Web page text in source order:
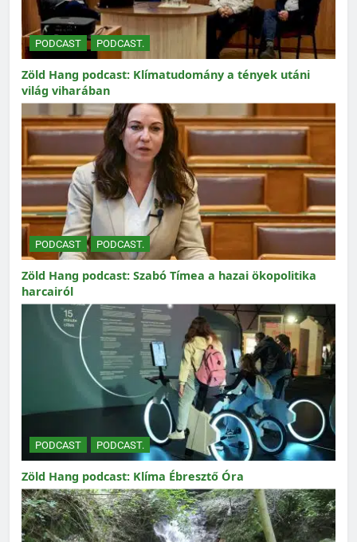
PODCAST PODCAST.
Zöld Hang podcast: Klímatudomány a tények utáni
világ viharában
PODCAST PODCAST.
Zöld Hang podcast: Szabó Tímea a hazai ökopolitika
harcairól
PODCAST PODCAST.
Zöld Hang podcast: Klíma Ébresztő Óra